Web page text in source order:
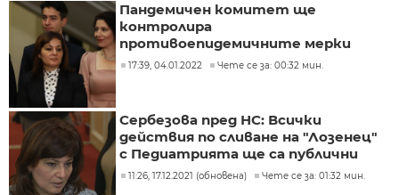
Пандемичен комитет ще
контролира
противоепидемичните мерки
17:39, 04.01.2022 Чете се за: 00:32 мин.
Сербезова пред НС: Всички
действия по сливане на "Лозенец"
с Педиатрията ще са публични
11:26, 17.12.2021 (обновена) Чете се за: 01:32 мин.